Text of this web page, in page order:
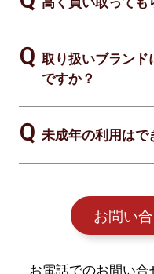
高く買い取っても
取り扱いブランド
ですか？
未成年の利用はで
お問い
お電話でのお問い合